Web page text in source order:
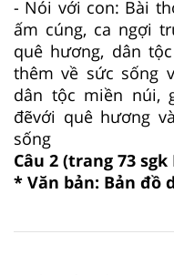
- Nói với con: Bài
ấm cúng, ca ngợi
quê hương, dân
thêm về sức sống
dân tộc miền núi,
đẽvới quê hương
sống
Câu 2 (trang 73
* Văn bản: Bản đồ